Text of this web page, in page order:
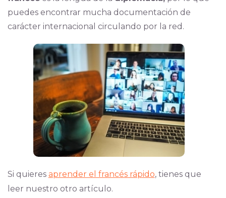
puedes encontrar mucha documentación de
carácter internacional circulando por la red.
Si quieres aprender el francés rápido, tienes que
leer nuestro otro artículo.